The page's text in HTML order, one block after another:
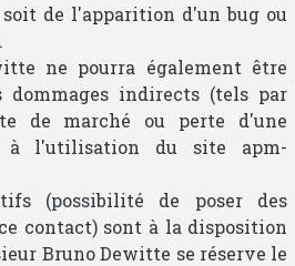
de l'apparition d'un bug ou
ne pourra également être
dommages indirects (tels par
de marché ou perte d'une
à l'utilisation du site apm-
(possibilité de poser des
contact) sont à la disposition
Bruno Dewitte se réserve le